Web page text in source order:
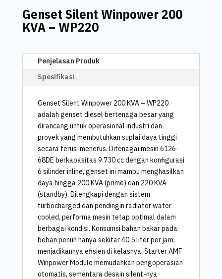
Genset Silent Winpower 200
KVA – WP220
Penjelasan Produk
Spesifikasi
Genset Silent Winpower 200 KVA – WP220
adalah genset diesel bertenaga besar yang
dirancang untuk operasional industri dan
proyek yang membutuhkan suplai daya tinggi
secara terus-menerus. Ditenagai mesin 6126-
68DE berkapasitas 9.730 cc dengan konfigurasi
6 silinder inline, genset ini mampu menghasilkan
daya hingga 200 KVA (prime) dan 220 KVA
(standby). Dilengkapi dengan sistem
turbocharged dan pendingin radiator water
cooled, performa mesin tetap optimal dalam
berbagai kondisi. Konsumsi bahan bakar pada
beban penuh hanya sekitar 40,5 liter per jam,
menjadikannya efisien di kelasnya. Starter AMF
Winpower Module memudahkan pengoperasian
otomatis, sementara desain silent-nya